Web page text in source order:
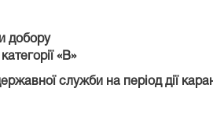
добору
«В»
служби на період дії